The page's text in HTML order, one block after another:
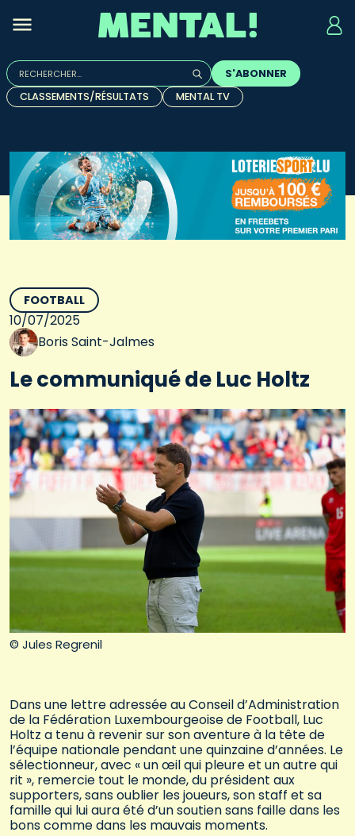
Rechercher :
Quand les résultats de l'auto-complétion sont
S'ABONNER
CLASSEMENTS/RÉSULTATS
MENTAL TV
© Jules Regrenil
FOOTBALL
10/07/2025
Boris Saint-Jalmes
Le communiqué de Luc Holtz
Dans une lettre adressée au Conseil d’Administration
de la Fédération Luxembourgeoise de Football, Luc
Holtz a tenu à revenir sur son aventure à la tête de
l’équipe nationale pendant une quinzaine d’années. Le
sélectionneur, avec « un œil qui pleure et un autre qui
rit », remercie tout le monde, du président aux
supporters, sans oublier les joueurs, son staff et sa
famille qui lui aura été d’un soutien sans faille dans les
bons comme dans les mauvais moments.